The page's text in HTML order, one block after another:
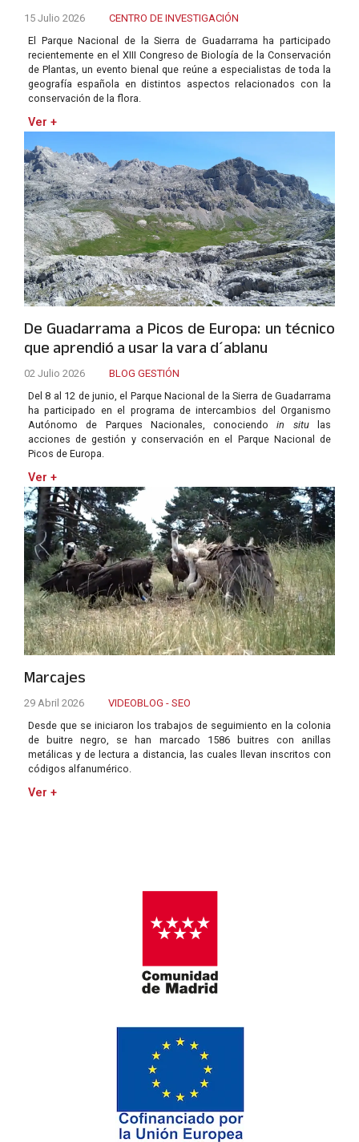
15 Julio 2026
CENTRO DE INVESTIGACIÓN
El Parque Nacional de la Sierra de Guadarrama ha participado
recientemente en el XIII Congreso de Biología de la Conservación
de Plantas, un evento bienal que reúne a especialistas de toda la
geografía española en distintos aspectos relacionados con la
conservación de la flora.
Ver +
De Guadarrama a Picos de Europa: un técnico
que aprendió a usar la vara d´ablanu
02 Julio 2026
BLOG GESTIÓN
Del 8 al 12 de junio, el Parque Nacional de la Sierra de Guadarrama
ha participado en el programa de intercambios del Organismo
Autónomo de Parques Nacionales, conociendoin situlas
acciones de gestión y conservación en el Parque Nacional de
Picos de Europa.
Ver +
Marcajes
29 Abril 2026
VIDEOBLOG - SEO
Desde que se iniciaron los trabajos de seguimiento en la colonia
de buitre negro, se han marcado 1586 buitres con anillas
metálicas y de lectura a distancia, las cuales llevan inscritos con
códigos alfanumérico.
Ver +